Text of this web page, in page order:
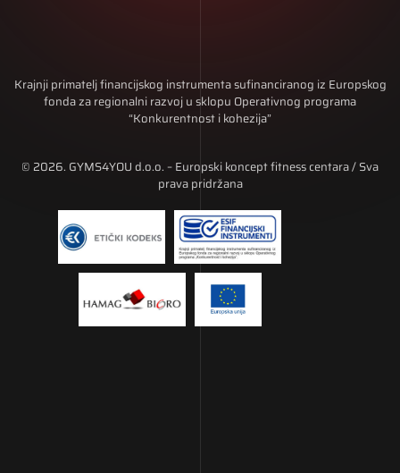
Krajnji primatelj financijskog instrumenta sufinanciranog iz Europskog
fonda za regionalni razvoj u sklopu Operativnog programa
“Konkurentnost i kohezija”
© 2026. GYMS4YOU d.o.o. – Europski koncept fitness centara / Sva
prava pridržana